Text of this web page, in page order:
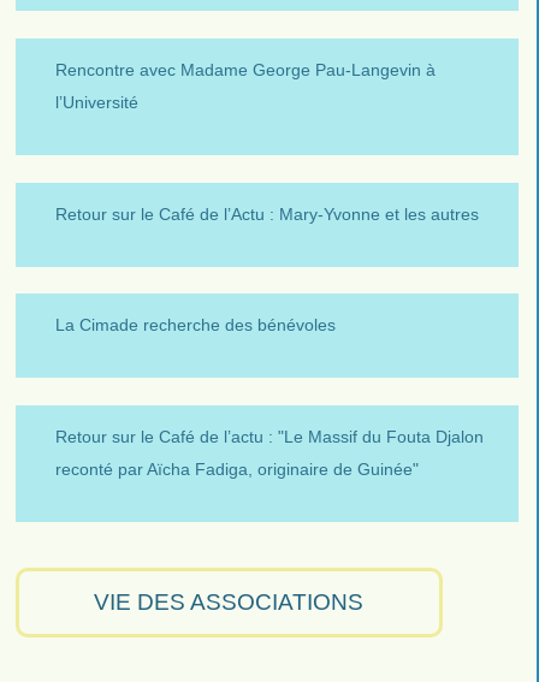
Rencontre avec Madame George Pau-Langevin à
l’Université
Retour sur le Café de l’Actu : Mary-Yvonne et les autres
La Cimade recherche des bénévoles
Retour sur le Café de l’actu : "Le Massif du Fouta Djalon
reconté par Aïcha Fadiga, originaire de Guinée"
VIE DES ASSOCIATIONS